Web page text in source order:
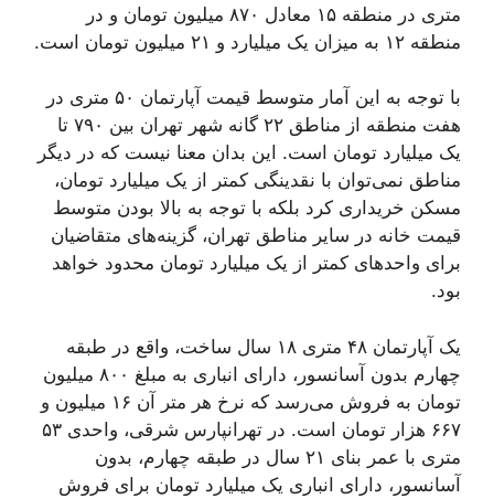
متری در منطقه ۱۵ معادل ۸۷۰ میلیون تومان و در
منطقه ۱۲ به میزان یک میلیارد و ۲۱ میلیون تومان است.
با توجه به این آمار متوسط قیمت آپارتمان ۵۰ متری در
هفت منطقه از مناطق ۲۲ گانه شهر تهران بین ۷۹۰ تا
یک میلیارد تومان است. این بدان معنا نیست که در دیگر
مناطق نمی‌توان با نقدینگی کمتر از یک میلیارد تومان،
مسکن خریداری کرد بلکه با توجه به بالا بودن متوسط
قیمت خانه در سایر مناطق تهران، گزینه‌های متقاضیان
برای واحدهای کمتر از یک میلیارد تومان محدود خواهد
بود.
یک آپارتمان ۴۸ متری ۱۸ سال ساخت، واقع در طبقه
چهارم بدون آسانسور، دارای انباری به مبلغ ۸۰۰ میلیون
تومان به فروش می‌رسد که نرخ هر متر آن ۱۶ میلیون و
۶۶۷ هزار تومان است. در تهرانپارس شرقی، واحدی ۵۳
متری با عمر بنای ۲۱ سال در طبقه چهارم، بدون
آسانسور، دارای انباری یک میلیارد تومان برای فروش